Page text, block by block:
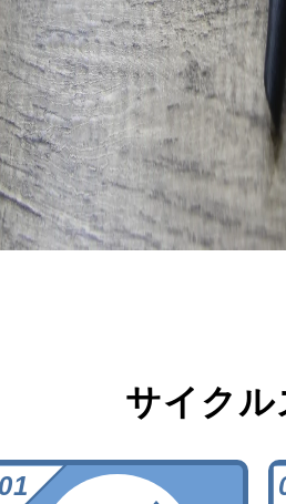
サイク